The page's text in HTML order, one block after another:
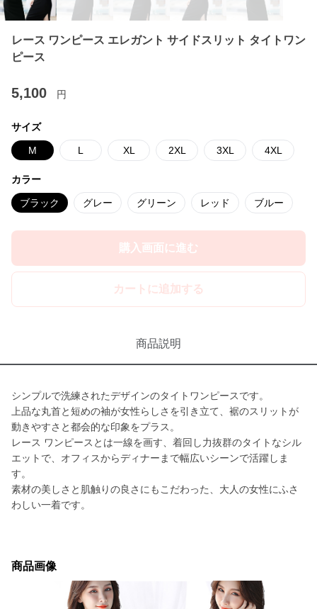
レース ワンピース エレガント サイドスリット タイトワン
ピース
5,100 円
サイズ
M L XL 2XL 3XL 4XL
カラー
ブラック グレー グリーン レッド ブルー
購入画面に進む
カートに追加する
商品説明
シンプルで洗練されたデザインのタイトワンピースです。
上品な丸首と短めの袖が女性らしさを引き立て、裾のスリットが
動きやすさと都会的な印象をプラス。
レース ワンピースとは一線を画す、着回し力抜群のタイトなシル
エットで、オフィスからディナーまで幅広いシーンで活躍しま
す。
素材の美しさと肌触りの良さにもこだわった、大人の女性にふさ
わしい一着です。
商品画像